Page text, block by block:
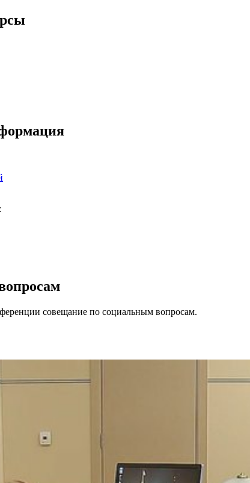
совещание по социальным вопросам.